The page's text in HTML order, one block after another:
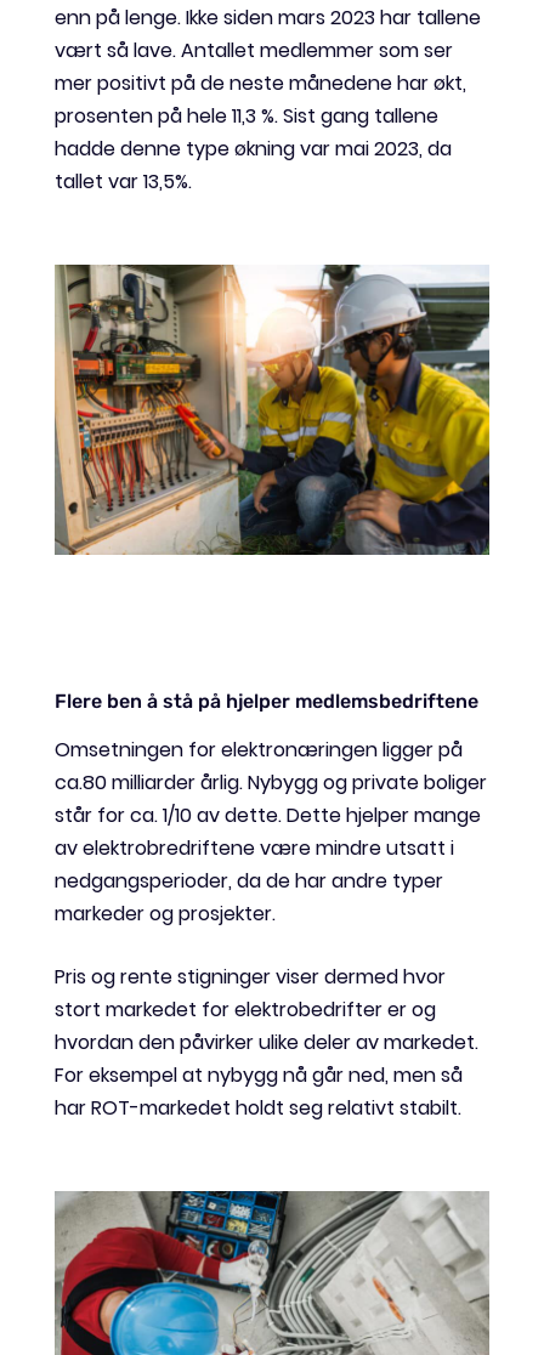
enn på lenge. Ikke siden mars 2023 har tallene
vært så lave. Antallet medlemmer som ser
mer positivt på de neste månedene har økt,
prosenten på hele 11,3 %. Sist gang tallene
hadde denne type økning var mai 2023, da
tallet var 13,5%.
Flere ben å stå på hjelper medlemsbedriftene
Omsetningen for elektronæringen ligger på
ca.80 milliarder årlig. Nybygg og private boliger
står for ca. 1/10 av dette. Dette hjelper mange
av elektrobredriftene være mindre utsatt i
nedgangsperioder, da de har andre typer
markeder og prosjekter.
Pris og rente stigninger viser dermed hvor
stort markedet for elektrobedrifter er og
hvordan den påvirker ulike deler av markedet.
For eksempel at nybygg nå går ned, men så
har ROT-markedet holdt seg relativt stabilt.